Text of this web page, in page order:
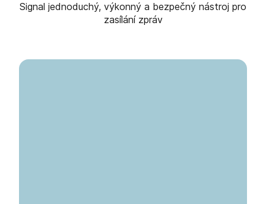
Signal jednoduchý, výkonný a bezpečný nástroj pro
zasílání zpráv